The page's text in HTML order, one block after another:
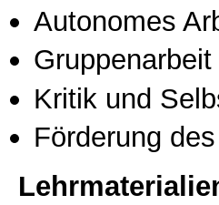
Autonomes
Gruppenarbeit
Kritik und
Förderung